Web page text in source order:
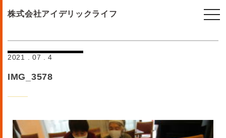
株式会社アイデリックライフ
2021 . 07 . 4
IMG_3578